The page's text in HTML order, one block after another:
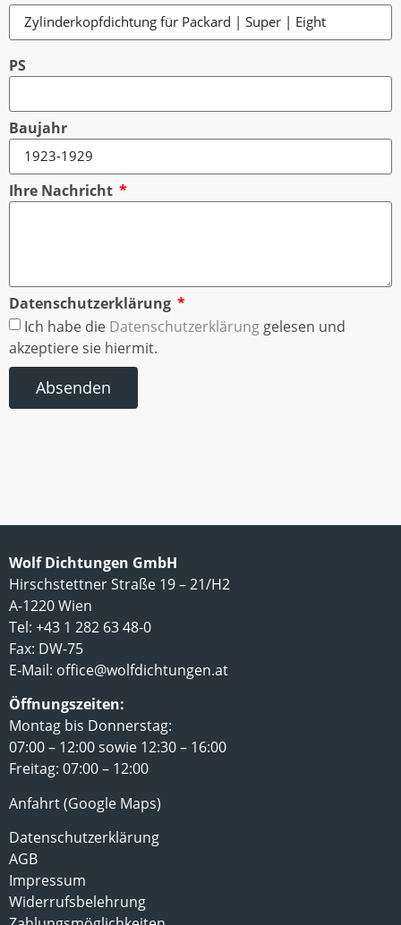
PS
Baujahr
Ihre Nachricht
Datenschutzerklärung
Ich habe die Datenschutzerklärung gelesen und
akzeptiere sie hiermit.
Absenden
Wolf Dichtungen GmbH
Hirschstettner Straße 19 – 21/H2
A-1220 Wien
Tel: +43 1 282 63 48-0
Fax: DW-75
E-Mail: office@wolfdichtungen.at
Öffnungszeiten:
Montag bis Donnerstag:
07:00 – 12:00 sowie 12:30 – 16:00
Freitag: 07:00 – 12:00
Anfahrt (Google Maps)
Datenschutzerklärung
AGB
Impressum
Widerrufsbelehrung